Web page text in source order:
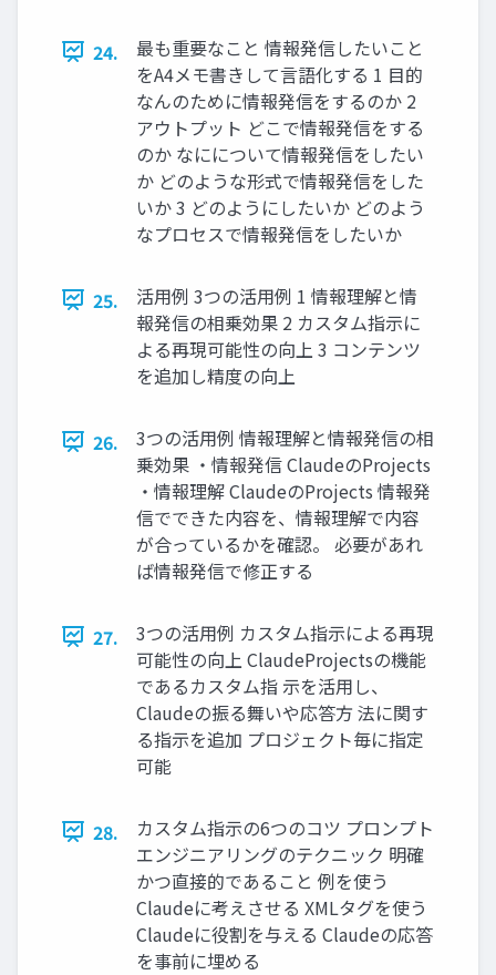
24.
最も重要なこと 情報発信したいこと
をA4メモ書きして言語化する 1 目的
なんのために情報発信をするのか 2
アウトプット どこで情報発信をする
のか なにについて情報発信をしたい
か どのような形式で情報発信をした
いか 3 どのようにしたいか どのよう
なプロセスで情報発信をしたいか
25.
活用例 3つの活用例 1 情報理解と情
報発信の相乗効果 2 カスタム指示に
よる再現可能性の向上 3 コンテンツ
を追加し精度の向上
26.
3つの活用例 情報理解と情報発信の相
乗効果 ・情報発信 ClaudeのProjects
・情報理解 ClaudeのProjects 情報発
信でできた内容を、情報理解で内容
が合っているかを確認。 必要があれ
ば情報発信で修正する
27.
3つの活用例 カスタム指示による再現
可能性の向上 ClaudeProjectsの機能
であるカスタム指 示を活用し、
Claudeの振る舞いや応答方 法に関す
る指示を追加 プロジェクト毎に指定
可能
28.
カスタム指示の6つのコツ プロンプト
エンジニアリングのテクニック 明確
かつ直接的であること 例を使う
Claudeに考えさせる XMLタグを使う
Claudeに役割を与える Claudeの応答
を事前に埋める